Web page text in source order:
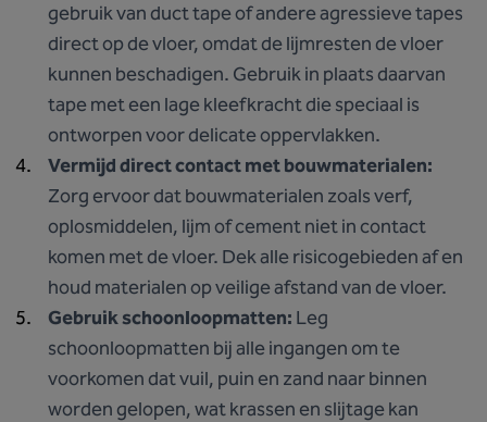
gebruik van duct tape of andere agressieve tapes
direct op de vloer, omdat de lijmresten de vloer
kunnen beschadigen. Gebruik in plaats daarvan
tape met een lage kleefkracht die speciaal is
ontworpen voor delicate oppervlakken.
Vermijd direct contact met bouwmaterialen:
Zorg ervoor dat bouwmaterialen zoals verf,
oplosmiddelen, lijm of cement niet in contact
komen met de vloer. Dek alle risicogebieden af en
houd materialen op veilige afstand van de vloer.
Gebruik schoonloopmatten: Leg
schoonloopmatten bij alle ingangen om te
voorkomen dat vuil, puin en zand naar binnen
worden gelopen, wat krassen en slijtage kan